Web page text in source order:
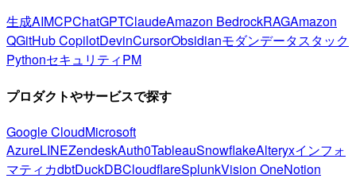
生成AIMCPChatGPTClaudeAmazon BedrockRAGAmazon
QGitHub CopilotDevinCursorObsidianモダンデータスタック
PythonセキュリティPM
プロダクトやサービスで探す
Google CloudMicrosoft
AzureLINEZendeskAuth0TableauSnowflakeAlteryxインフォ
マティカdbtDuckDBCloudflareSplunkVision OneNotion